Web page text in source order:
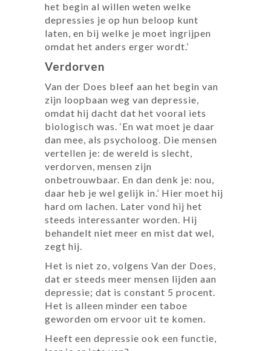
het begin al willen weten welke
depressies je op hun beloop kunt
laten, en bij welke je moet ingrijpen
omdat het anders erger wordt.’
Verdorven
Van der Does bleef aan het begin van
zijn loopbaan weg van depressie,
omdat hij dacht dat het vooral iets
biologisch was. ‘En wat moet je daar
dan mee, als psycholoog. Die mensen
vertellen je: de wereld is slecht,
verdorven, mensen zijn
onbetrouwbaar. En dan denk je: nou,
daar heb je wel gelijk in.’ Hier moet hij
hard om lachen. Later vond hij het
steeds interessanter worden. Hij
behandelt niet meer en mist dat wel,
zegt hij.
Het is niet zo, volgens Van der Does,
dat er steeds meer mensen lijden aan
depressie; dat is constant 5 procent.
Het is alleen minder een taboe
geworden om ervoor uit te ­komen.
Heeft een depressie ook een functie,